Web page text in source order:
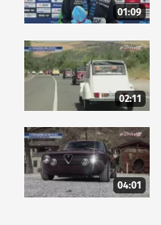
01:09
02:11
04:01